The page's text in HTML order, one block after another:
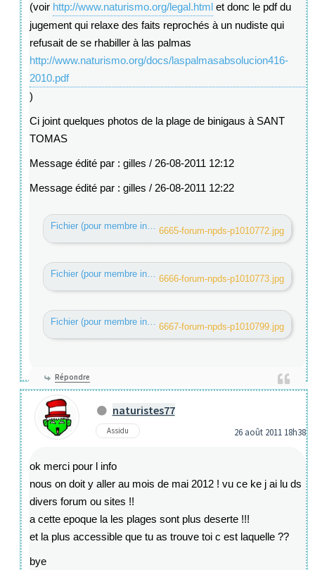
(voir http://www.naturismo.org/legal.html et donc le pdf du
jugement qui relaxe des faits reprochés à un nudiste qui
refusait de se rhabiller à las palmas
http://www.naturismo.org/docs/laspalmasabsolucion416-
2010.pdf
)
Ci joint quelques photos de la plage de binigaus à SANT
TOMAS
Message édité par : gilles / 26-08-2011 12:12
Message édité par : gilles / 26-08-2011 12:22
Fichier (pour membre inscrit) : 6665-forum-npds-p1010772.jpg
Fichier (pour membre inscrit) : 6666-forum-npds-p1010773.jpg
Fichier (pour membre inscrit) : 6667-forum-npds-p1010799.jpg
Répondre
naturistes77
Assidu 26 août 2011 18h38
ok merci pour l info
nous on doit y aller au mois de mai 2012 ! vu ce ke j ai lu ds
divers forum ou sites !!
a cette epoque la les plages sont plus deserte !!!
et la plus accessible que tu as trouve toi c est laquelle ??
bye